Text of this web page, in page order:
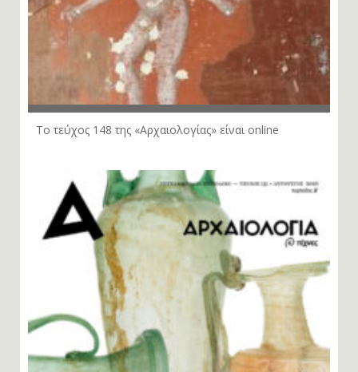
Το τεύχος 148 της «Αρχαιολογίας» είναι online